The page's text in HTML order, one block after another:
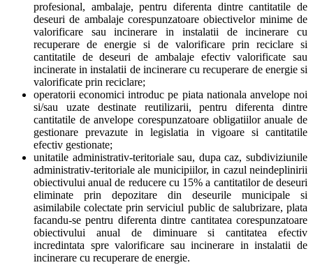
profesional, ambalaje, pentru diferenta dintre cantitatile de
deseuri de ambalaje corespunzatoare obiectivelor minime de
valorificare sau incinerare in instalatii de incinerare cu
recuperare de energie si de valorificare prin reciclare si
cantitatile de deseuri de ambalaje efectiv valorificate sau
incinerate in instalatii de incinerare cu recuperare de energie si
valorificate prin reciclare;
operatorii economici introduc pe piata nationala anvelope noi
si/sau uzate destinate reutilizarii, pentru diferenta dintre
cantitatile de anvelope corespunzatoare obligatiilor anuale de
gestionare prevazute in legislatia in vigoare si cantitatile
efectiv gestionate;
unitatile administrativ-teritoriale sau, dupa caz, subdiviziunile
administrativ-teritoriale ale municipiilor, in cazul neindeplinirii
obiectivului anual de reducere cu 15% a cantitatilor de deseuri
eliminate prin depozitare din deseurile municipale si
asimilabile colectate prin serviciul public de salubrizare, plata
facandu-se pentru diferenta dintre cantitatea corespunzatoare
obiectivului anual de diminuare si cantitatea efectiv
incredintata spre valorificare sau incinerare in instalatii de
incinerare cu recuperare de energie.